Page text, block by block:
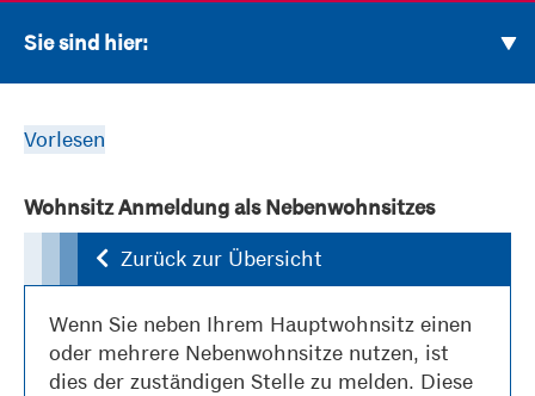
Sie sind hier:
Vorlesen
Wohnsitz Anmeldung als Nebenwohnsitzes
Zurück zur Übersicht
Wenn Sie neben Ihrem Hauptwohnsitz einen
oder mehrere Nebenwohnsitze nutzen, ist
dies der zuständigen Stelle zu melden. Diese